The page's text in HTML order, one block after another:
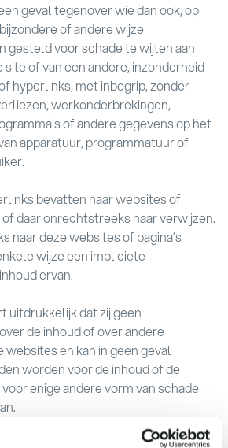
geval tegenover wie dan ook, op
of andere wijze
gesteld voor schade te wijten aan
site of van een andere, inzonderheid
hyperlinks, met inbegrip, zonder
werkonderbrekingen,
of andere gegevens op het
apparatuur, programmatuur of
bevatten naar websites of
of daar onrechtstreeks naar verwijzen.
naar deze websites of pagina’s
wijze een impliciete
ervan.
uitdrukkelijk dat zij geen
de inhoud of over andere
websites en kan in geen geval
worden voor de inhoud of de
enige andere vorm van schade